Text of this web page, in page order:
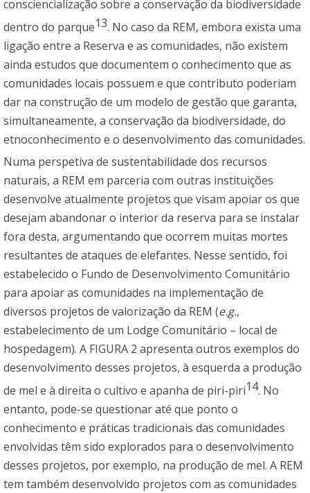
consciencialização sobre a conservação da biodiversidade
dentro do parque13. No caso da REM, embora exista uma
ligação entre a Reserva e as comunidades, não existem
ainda estudos que documentem o conhecimento que as
comunidades locais possuem e que contributo poderiam
dar na construção de um modelo de gestão que garanta,
simultaneamente, a conservação da biodiversidade, do
etnoconhecimento e o desenvolvimento das comunidades.
Numa perspetiva de sustentabilidade dos recursos
naturais, a REM em parceria com outras instituições
desenvolve atualmente projetos que visam apoiar os que
desejam abandonar o interior da reserva para se instalar
fora desta, argumentando que ocorrem muitas mortes
resultantes de ataques de elefantes. Nesse sentido, foi
estabelecido o Fundo de Desenvolvimento Comunitário
para apoiar as comunidades na implementação de
diversos projetos de valorização da REM (e.g.,
estabelecimento de um Lodge Comunitário – local de
hospedagem). A FIGURA 2 apresenta outros exemplos do
desenvolvimento desses projetos, à esquerda a produção
de mel e à direita o cultivo e apanha de piri-piri14. No
entanto, pode-se questionar até que ponto o
conhecimento e práticas tradicionais das comunidades
envolvidas têm sido explorados para o desenvolvimento
desses projetos, por exemplo, na produção de mel. A REM
tem também desenvolvido projetos com as comunidades